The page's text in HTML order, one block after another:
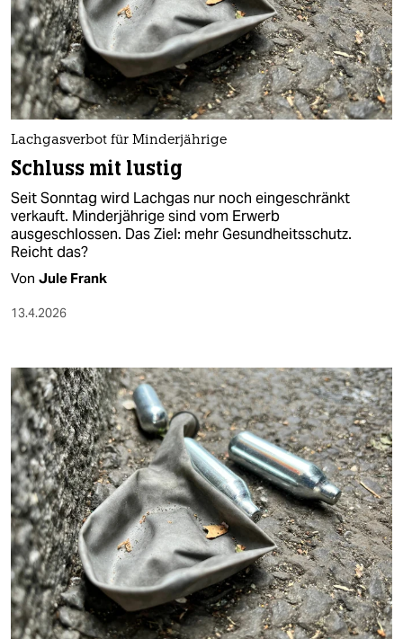
nord
wahrheit
verlag
verlag
veranstaltungen
shop
fragen & hilfe
genossenschaft
epaper login
Lachgasverbot für Minderjährige
Schluss mit lustig
Seit Sonntag wird Lachgas nur noch eingeschränkt
verkauft. Minderjährige sind vom Erwerb
ausgeschlossen. Das Ziel: mehr Gesundheitsschutz.
Reicht das?
Von Jule Frank
13.4.2026